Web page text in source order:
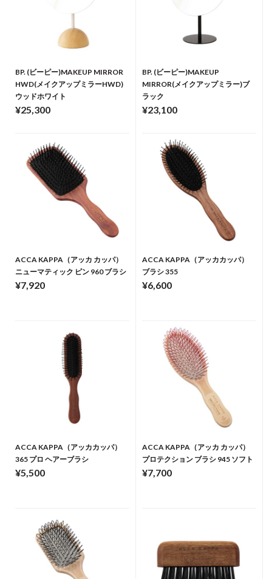
BP. (ビーピー)MAKEUP MIRROR
HWD(メイクアップミラーHWD)
ウッドホワイト
¥25,300
BP. (ビーピー)MAKEUP
MIRROR(メイクアップミラー)ブ
ラック
¥23,100
ACCA KAPPA（アッカ カッパ）
ニューマティック ピン 960 ブラシ
¥7,920
ACCA KAPPA（アッカカッパ）
ブラシ 355
¥6,600
ACCA KAPPA（アッカカッパ）
365 プロ ヘアーブラシ
¥5,500
ACCA KAPPA（アッカ カッパ）
プロテクション ブラシ 945 ソフト
¥7,700